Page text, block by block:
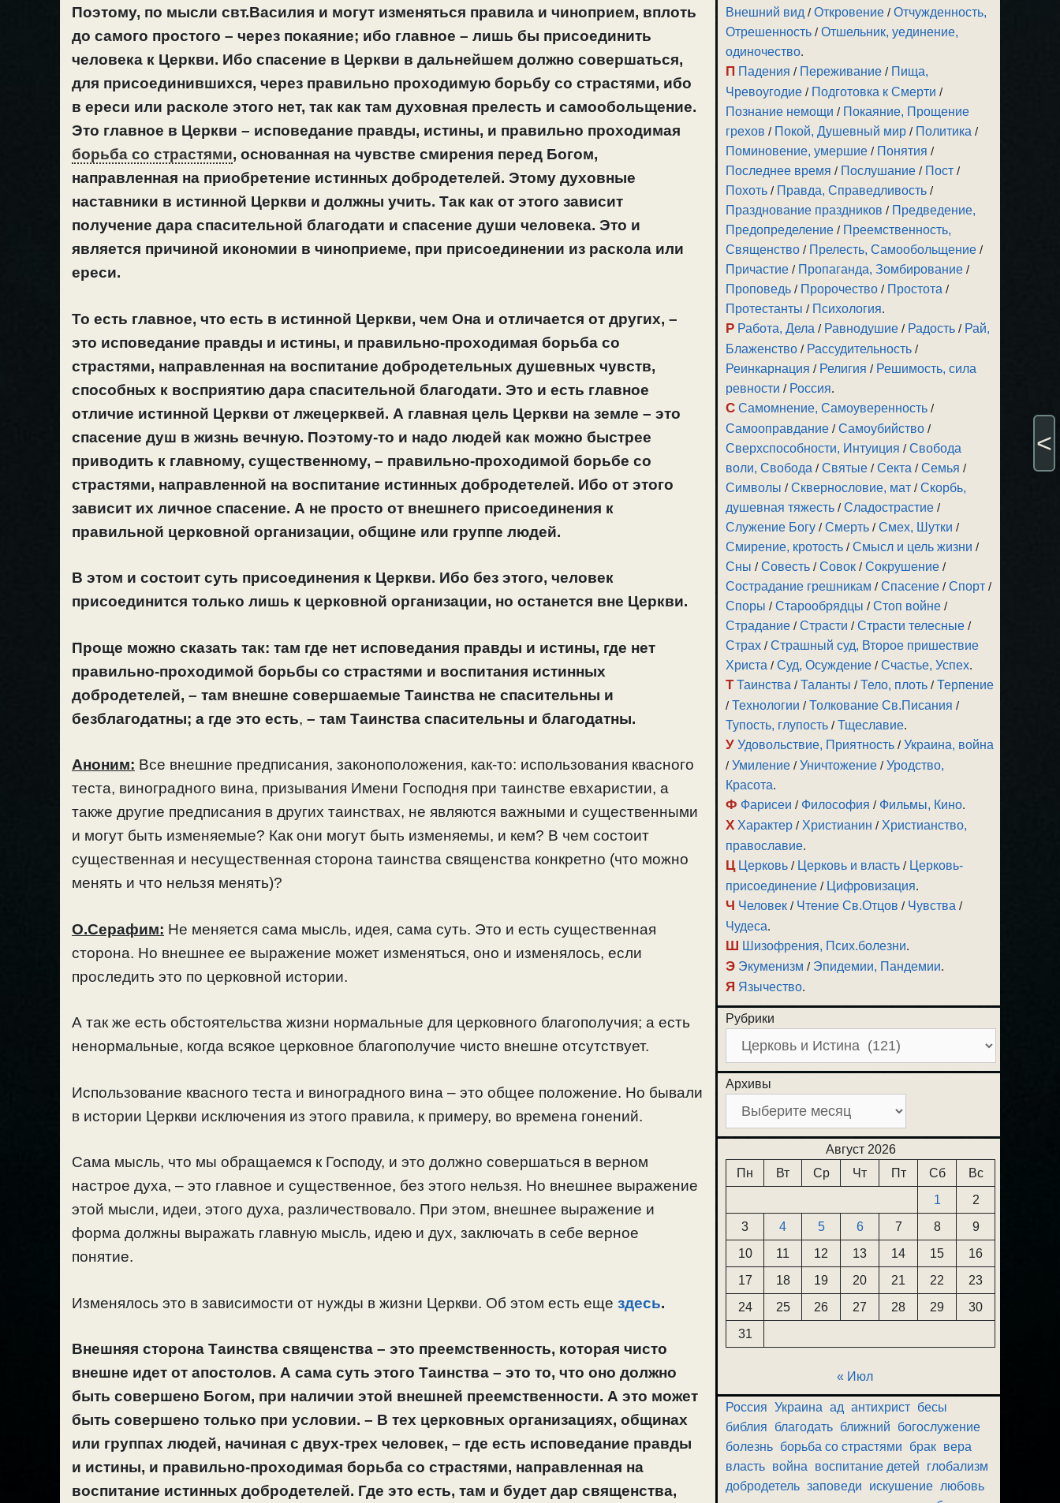
Поэтому, по мысли свт.Василия и могут изменяться правила и чиноприем, вплоть
до самого простого – через покаяние; ибо главное – лишь бы присоединить
человека к Церкви. Ибо спасение в Церкви в дальнейшем должно совершаться,
для присоединившихся, через правильно проходимую борьбу со страстями, ибо
в ереси или расколе этого нет, так как там духовная прелесть и самообольщение.
Это главное в Церкви – исповедание правды, истины, и правильно проходимая
борьба со страстями, основанная на чувстве смирения перед Богом,
направленная на приобретение истинных добродетелей. Этому духовные
наставники в истинной Церкви и должны учить. Так как от этого зависит
получение дара спасительной благодати и спасение души человека. Это и
является причиной икономии в чиноприеме, при присоединении из раскола или
ереси.
То есть главное, что есть в истинной Церкви, чем Она и отличается от других, ­–
это исповедание правды и истины, и правильно-проходимая борьба со
страстями, направленная на воспитание добродетельных душевных чувств,
способных к восприятию дара спасительной благодати. Это и есть главное
отличие истинной Церкви от лжецерквей. А главная цель Церкви на земле – это
спасение душ в жизнь вечную. Поэтому-то и надо людей как можно быстрее
приводить к главному, существенному, – правильно-проходимой борьбе со
страстями, направленной на воспитание истинных добродетелей. Ибо от этого
зависит их личное спасение. А не просто от внешнего присоединения к
правильной церковной организации, общине или группе людей.
В этом и состоит суть присоединения к Церкви. Ибо без этого, человек
присоединится только лишь к церковной организации, но останется вне Церкви.
Проще можно сказать так: там где нет исповедания правды и истины, где нет
правильно-проходимой борьбы со страстями и воспитания истинных
добродетелей, – там внешне совершаемые Таинства не спасительны и
безблагодатны; а где это есть, – там Таинства спасительны и благодатны.
Аноним: Все внешние предписания, законоположения, как-то: использования квасного
теста, виноградного вина, призывания Имени Господня при таинстве евхаристии, а
также другие предписания в других таинствах, не являются важными и существенными
и могут быть изменяемые? Как они могут быть изменяемы, и кем? В чем состоит
существенная и несущественная сторона таинства священства конкретно (что можно
менять и что нельзя менять)?
О.Серафим: Не меняется сама мысль, идея, сама суть. Это и есть существенная
сторона. Но внешнее ее выражение может изменяться, оно и изменялось, если
проследить это по церковной истории.
А так же есть обстоятельства жизни нормальные для церковного благополучия; а есть
ненормальные, когда всякое церковное благополучие чисто внешне отсутствует.
Использование квасного теста и виноградного вина – это общее положение. Но бывали
в истории Церкви исключения из этого правила, к примеру, во времена гонений.
Сама мысль, что мы обращаемся к Господу, и это должно совершаться в верном
настрое духа, – это главное и существенное, без этого нельзя. Но внешнее выражение
этой мысли, идеи, этого духа, различествовало. При этом, внешнее выражение и
форма должны выражать главную мысль, идею и дух, заключать в себе верное
понятие.
Изменялось это в зависимости от нужды в жизни Церкви. Об этом есть еще здесь.
Внешняя сторона Таинства священства – это преемственность, которая чисто
внешне идет от апостолов. А сама суть этого Таинства – это то, что оно должно
быть совершено Богом, при наличии этой внешней преемственности. А это может
быть совершено только при условии. – В тех церковных организациях, общинах
или группах людей, начиная с двух-трех человек, – где есть исповедание правды
и истины, и правильно-проходимая борьба со страстями, направленная на
воспитание истинных добродетелей. Где это есть, там и будет дар священства,
Внешний вид /Откровение /Отчужденность,
Отрешенность /Отшельник, уединение,
одиночество.
П Падения / Переживание / Пища,
Чревоугодие / Подготовка к Смерти /
Познание немощи / Покаяние, Прощение
грехов / Покой, Душевный мир / Политика /
Поминовение, умершие / Понятия /
Последнее время / Послушание / Пост /
Похоть / Правда, Справедливость /
Празднование праздников / Предведение,
Предопределение / Преемственность,
Священство / Прелесть, Самообольщение /
Причастие / Пропаганда, Зомбирование /
Проповедь / Пророчество / Простота /
Протестанты / Психология.
Р Работа, Дела / Равнодушие / Радость / Рай,
Блаженство / Рассудительность /
Реинкарнация / Религия / Решимость, сила
ревности / Россия.
С Самомнение, Самоуверенность /
Самооправдание /Самоубийство /
Сверхспособности, Интуиция /Свобода
воли, Свобода /Святые /Секта /Семья /
Символы /Сквернословие, мат /Скорбь,
душевная тяжесть /Сладострастие /
Служение Богу /Смерть /Смех, Шутки /
Смирение, кротость /Смысл и цель жизни /
Сны /Совесть /Совок /Сокрушение /
Сострадание грешникам /Спасение /Спорт /
Споры /Старообрядцы /Стоп войне /
Страдание /Страсти /Страсти телесные /
Страх /Страшный суд, Второе пришествие
Христа /Суд, Осуждение /Счастье, Успех.
Т Таинства /Таланты /Тело, плоть /Терпение
/Технологии /Толкование Св.Писания /
Тупость, глупость /Тщеславие.
У Удовольствие, Приятность /Украина, война
/Умиление /Уничтожение /Уродство,
Красота.
Ф Фарисеи / Философия / Фильмы, Кино.
Х Характер / Христианин / Христианство,
православие.
Ц Церковь / Церковь и власть / Церковь-
присоединение / Цифровизация.
Ч Человек / Чтение Св.Отцов / Чувства /
Чудеса.
Ш Шизофрения, Псих.болезни.
Э Экуменизм / Эпидемии, Пандемии.
Я Язычество.
Рубрики
Архивы
Август 2026
Пн
Вт Ср Чт Пт Сб
Вс
1
2
3
4 5 6 7 8
9
10
11 12 13 14 15
16
17
18 19 20 21 22
23
24
25 26 27 28 29
30
31
« Июл
Россия Украина ад антихрист бесы
библия
благодать ближний
богослужение
болезнь борьба со страстями брак вера
власть война воспитание детей
глобализм
добродетель заповеди искушение любовь
<